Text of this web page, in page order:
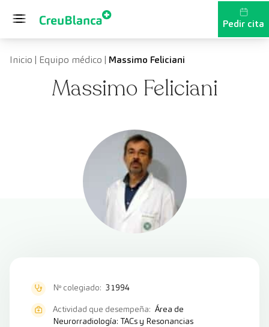
Pedir cita
Inicio | Equipo médico | Massimo Feliciani
Massimo Feliciani
Nº colegiado: 31994
Actividad que desempeña: Área de
Neurorradiología: TACs y Resonancias